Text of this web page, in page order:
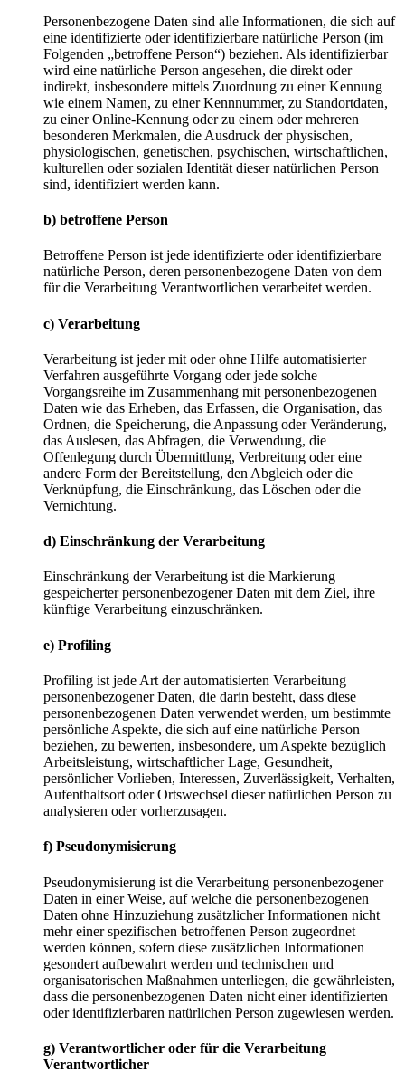
Personenbezogene Daten sind alle Informationen, die sich auf
eine identifizierte oder identifizierbare natürliche Person (im
Folgenden „betroffene Person“) beziehen. Als identifizierbar
wird eine natürliche Person angesehen, die direkt oder
indirekt, insbesondere mittels Zuordnung zu einer Kennung
wie einem Namen, zu einer Kennnummer, zu Standortdaten,
zu einer Online-Kennung oder zu einem oder mehreren
besonderen Merkmalen, die Ausdruck der physischen,
physiologischen, genetischen, psychischen, wirtschaftlichen,
kulturellen oder sozialen Identität dieser natürlichen Person
sind, identifiziert werden kann.
b) betroffene Person
Betroffene Person ist jede identifizierte oder identifizierbare
natürliche Person, deren personenbezogene Daten von dem
für die Verarbeitung Verantwortlichen verarbeitet werden.
c) Verarbeitung
Verarbeitung ist jeder mit oder ohne Hilfe automatisierter
Verfahren ausgeführte Vorgang oder jede solche
Vorgangsreihe im Zusammenhang mit personenbezogenen
Daten wie das Erheben, das Erfassen, die Organisation, das
Ordnen, die Speicherung, die Anpassung oder Veränderung,
das Auslesen, das Abfragen, die Verwendung, die
Offenlegung durch Übermittlung, Verbreitung oder eine
andere Form der Bereitstellung, den Abgleich oder die
Verknüpfung, die Einschränkung, das Löschen oder die
Vernichtung.
d) Einschränkung der Verarbeitung
Einschränkung der Verarbeitung ist die Markierung
gespeicherter personenbezogener Daten mit dem Ziel, ihre
künftige Verarbeitung einzuschränken.
e) Profiling
Profiling ist jede Art der automatisierten Verarbeitung
personenbezogener Daten, die darin besteht, dass diese
personenbezogenen Daten verwendet werden, um bestimmte
persönliche Aspekte, die sich auf eine natürliche Person
beziehen, zu bewerten, insbesondere, um Aspekte bezüglich
Arbeitsleistung, wirtschaftlicher Lage, Gesundheit,
persönlicher Vorlieben, Interessen, Zuverlässigkeit, Verhalten,
Aufenthaltsort oder Ortswechsel dieser natürlichen Person zu
analysieren oder vorherzusagen.
f) Pseudonymisierung
Pseudonymisierung ist die Verarbeitung personenbezogener
Daten in einer Weise, auf welche die personenbezogenen
Daten ohne Hinzuziehung zusätzlicher Informationen nicht
mehr einer spezifischen betroffenen Person zugeordnet
werden können, sofern diese zusätzlichen Informationen
gesondert aufbewahrt werden und technischen und
organisatorischen Maßnahmen unterliegen, die gewährleisten,
dass die personenbezogenen Daten nicht einer identifizierten
oder identifizierbaren natürlichen Person zugewiesen werden.
g) Verantwortlicher oder für die Verarbeitung
Verantwortlicher